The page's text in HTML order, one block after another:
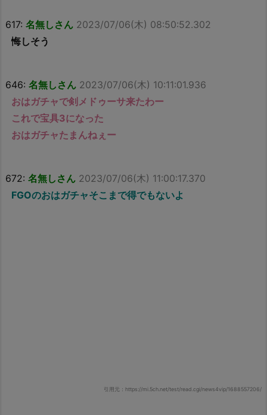
617: 名無しさん 2023/07/06(木) 08:50:52.302
悔しそう
646: 名無しさん 2023/07/06(木) 10:11:01.936
おはガチャで剣メドゥーサ来たわー
これで宝具3になった
おはガチャたまんねぇー
672: 名無しさん 2023/07/06(木) 11:00:17.370
FGOのおはガチャそこまで得でもないよ
引用元：https://mi.5ch.net/test/read.cgi/news4vip/1688557206/